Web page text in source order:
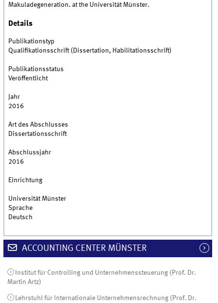
Makuladegeneration. at the Universität Münster.
Details
Publikationstyp
Qualifikationsschrift (Dissertation, Habilitationsschrift)
Publikationsstatus
Veröffentlicht
Jahr
2016
Art des Abschlusses
Dissertationsschrift
Abschlussjahr
2016
Einrichtung
Universität Münster
Sprache
Deutsch
ACCOUNTING CENTER MÜNSTER
Institut für Controlling und Unternehmenssteuerung (Prof. Dr.
Martin Artz)
Lehrstuhl für Internationale Unternehmensrechnung (Prof. Dr.